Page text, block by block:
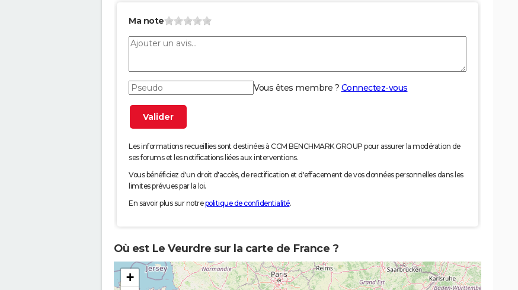
Ma note
Vous êtes membre ? Connectez-vous
Les informations recueillies sont destinées à CCM BENCHMARK GROUP pour assurer la modération de
ses forums et les notifications liées aux interventions.
Vous bénéficiez d'un droit d'accès, de rectification et d'effacement de vos données personnelles dans les
limites prévues par la loi.
En savoir plus sur notrepolitique de confidentialité.
Où est Le Veurdre sur la carte de France ?
+